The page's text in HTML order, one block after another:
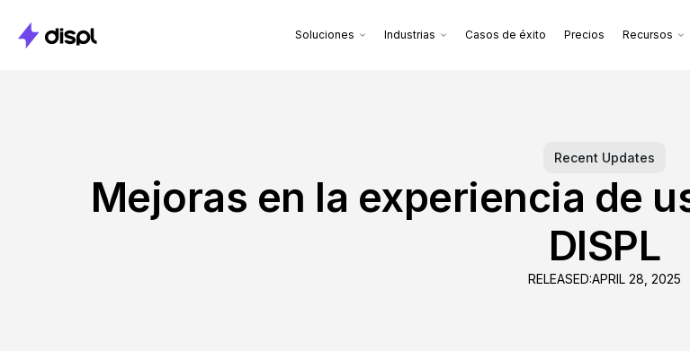
Soluciones Industrias Casos de éxito Precios Recursos
Recent Updates
Mejoras en la experiencia de
DISPL
RELEASED:APRIL 28, 2025